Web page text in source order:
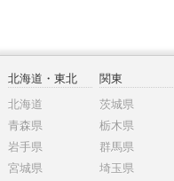
北海道・東北
北海道
青森県
岩手県
宮城県
関東
茨城県
栃木県
群馬県
埼玉県